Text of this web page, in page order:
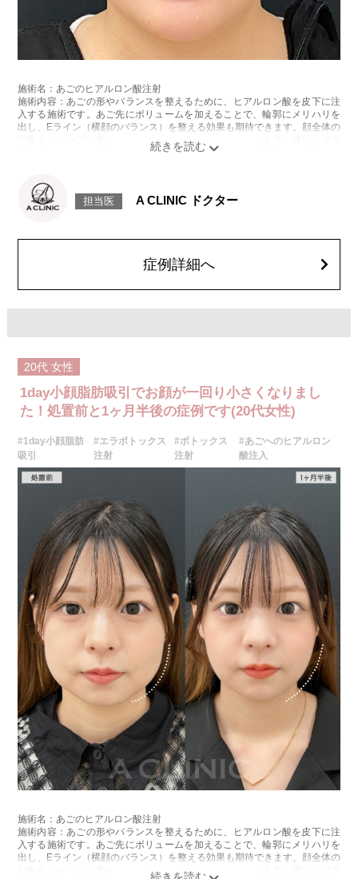
施術名：ボトックス注射(小顔)
施術内容：ボツリヌス菌から抽出されるたんぱく質を注入し、過剰に発達
した筋肉の動きを抑制します。これにより噛み締めの改善、咬筋を減量し
細くする効果やフェイスラインのもたつきを改善する効果がございます。
射のみの処置のためダウンタイムはほとんどありません。効果は4～6か月
程続きます。
施術時間：約10分〜20分程
リスク、副作用：腫れ、赤み、内出血、痛み、突っ張り感などが生じるこ
とがございます。また、稀にアレルギー、細菌感染症などが生じることが
ございます。ボトックス注入後は男性は3か月、女性は2か月避妊して頂く
韓国製ボツリヌストキシン 5,500円(税込)〜78,000円(税込)
オプション：表面麻酔 3,300円(税込) 笑気麻酔 3,300円(税込)
施術名：あごのヒアルロン酸注射
施術内容：あごの形やバランスを整えるために、ヒアルロン酸を皮下に注
入する施術です。あご先にボリュームを加えることで、輪郭にメリハリを
出し、Eライン（横顔のバランス）を整える効果も期待できます。顔全体の
印象をシャープに見せたい方や、あごが引っ込んで見える方に適したプチ
生じることがありますが、通常は数日〜1週間程度で徐々に軽快します。ま
た、稀にアレルギー反応、細菌感染、血管閉塞、しこり（硬化）や小さな
費用：
レスチレンリフト※横浜院限定 76,800円(税込)
クレヴィエルコントア 109,800円(税込)
ボリューマ 131,800円(税込)
施術内容：脂肪を減らしたい箇所に合わせて目立ちにくい箇所に2～3mm
ほどの切開を加え、カニューレと呼ばれる細い管を用いて、脂肪細胞を直
接吸引し、除去します。同時にAスレッド®と呼ばれる溶ける繊維をお顔の
目立たない部分から皮下へ挿入し、皮膚を内側から引き上げて固定しま
す。
リスク、副作用：赤み、熱感、痛み、しびれ、むくみ、内出血、引き攣れ
感などが術後一時的に生じることがございます。また、稀に貧血、細菌感
染症、左右差、施術箇所の知覚鈍麻、ぼこつき、硬結、瘢痕化、色素沈
着、脂肪塞栓、皮膚のよれ、繊維の突出などを生じることがございます。
費用：通常価格 437,800円(税込)
顔の脂肪吸引箇所の追加 1ヶ所ごと+162,800円(税込)
オプション：笑気麻酔 3,300円(税込)
施術名：バッカルファット除去術
施術内容：頬の上部の深い層にあるバッカルファットという脂肪を、口腔
内を1cm程切開して除去し、小顔・将来的なたるみ予防を目指す施術で
す。切開した箇所は医療用の溶ける糸で縫合するため、抜糸の必要はあり
ません。口腔内から脂肪を取り除くため、お顔の表面に傷跡が残らないこ
とが特徴です。
施術時間：約30〜40分程
リスク、副作用：赤み、熱感、痛み、しびれ、むくみ、内出血などが術後
一時的に生じることがございます。また、稀に貧血、細菌感染症、左右
差、施術箇所の知覚鈍麻、へこみ、頬がこける、たるみ、硬結、瘢痕化、
色素沈着、脂肪塞栓などを生じることがございます。
費用：両側 437,800円(税込)
オプション：笑気麻酔 3,300円(税込)
担当医 A CLINIC ドクター
症例詳細へ
20代 女性
1day小顔脂肪吸引でお顔が一回り小さくなりまし
た！処置前と1ヶ月半後の症例です(20代女性)
#1day小顔脂肪
吸引
#エラボトックス
注射
#ボトックス
注射
#あごへのヒアルロン
酸注入
施術名：あごのヒアルロン酸注射
施術内容：あごの形やバランスを整えるために、ヒアルロン酸を皮下に注
入する施術です。あご先にボリュームを加えることで、輪郭にメリハリを
出し、Eライン（横顔のバランス）を整える効果も期待できます。顔全体の
印象をシャープに見せたい方や、あごが引っ込んで見える方に適したプチ